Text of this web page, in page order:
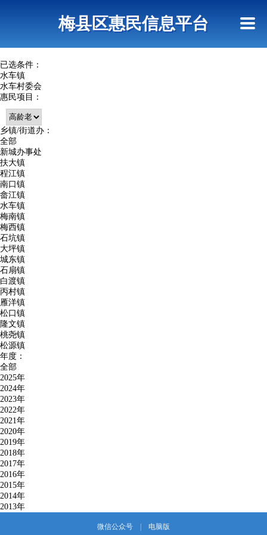
查询指引梅县区惠民信息平台
已选条件：
水车镇
水车村委会
惠民项目：
乡镇/街道办：
全部
新城办事处
扶大镇
程江镇
南口镇
畲江镇
水车镇
梅南镇
梅西镇
石坑镇
大坪镇
城东镇
石扇镇
白渡镇
丙村镇
雁洋镇
松口镇
隆文镇
桃尧镇
松源镇
年度：
全部
2025年
2024年
2023年
2022年
2021年
2020年
2019年
2018年
2017年
2016年
2015年
2014年
2013年
微信公众号 电脑版